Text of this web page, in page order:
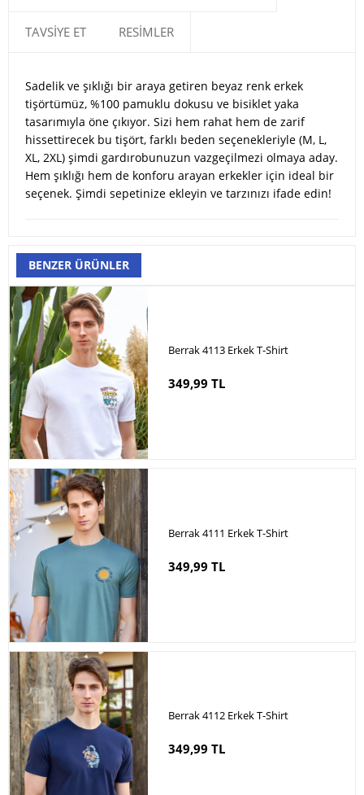
TAVSIYE ET RESIMLER
Sadelik ve şıklığı bir araya getiren beyaz renk erkek
tişörtümüz, %100 pamuklu dokusu ve bisiklet yaka
tasarımıyla öne çıkıyor. Sizi hem rahat hem de zarif
hissettirecek bu tişört, farklı beden seçenekleriyle (M, L,
XL, 2XL) şimdi gardırobunuzun vazgeçilmezi olmaya aday.
Hem şıklığı hem de konforu arayan erkekler için ideal bir
seçenek. Şimdi sepetinize ekleyin ve tarzınızı ifade edin!
BENZER ÜRÜNLER
Berrak 4113 Erkek T-Shirt
349,99 TL
Berrak 4111 Erkek T-Shirt
349,99 TL
Berrak 4112 Erkek T-Shirt
349,99 TL